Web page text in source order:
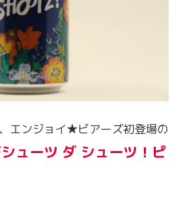
エンジョイ★ビアーズ初登場の
ューツ ダ シューツ！ピ